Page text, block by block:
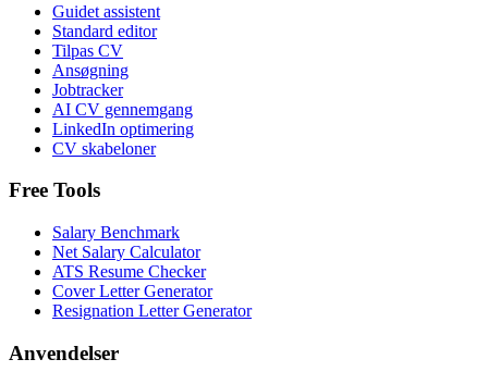
Guidet assistent
Standard editor
Tilpas CV
Ansøgning
Jobtracker
AI CV gennemgang
LinkedIn optimering
CV skabeloner
Free Tools
Salary Benchmark
Net Salary Calculator
ATS Resume Checker
Cover Letter Generator
Resignation Letter Generator
Anvendelser